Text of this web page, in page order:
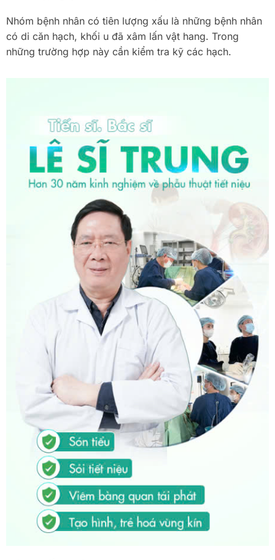
Nhóm bệnh nhân có tiên lượng xấu là những bệnh nhân
có di căn hạch, khối u đã xâm lấn vật hang. Trong
những trường hợp này cần kiểm tra kỹ các hạch.